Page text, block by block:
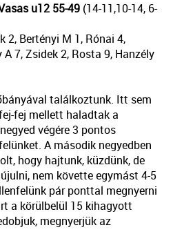
u12 55-49 (14-11,10-14, 6-
2, Bertényi M 1, Rónai 4,
7, Zsidek 2, Rosta 9, Hanzély
találkoztunk. Itt sem
fej mellett haladtak a
végére 3 pontos
A második negyedben
hogy hajtunk, küzdünk, de
nem követte egymást 4-5
pár ponttal megnyerni
a körülbelül 15 kihagyott
megnyerjük az